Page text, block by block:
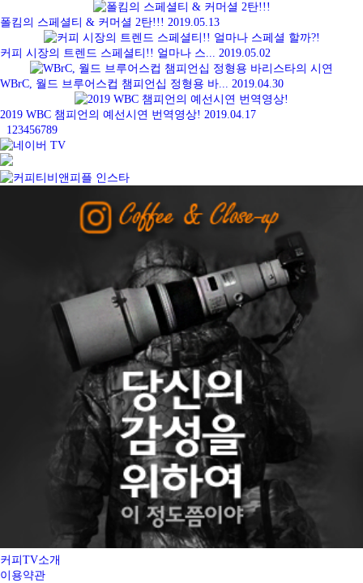
폴킴의 스페셜티 & 커머셜 2탄!!! 2019.05.13
커피 시장의 트렌드 스페셜티!! 얼마나 스... 2019.05.02
WBrC, 월드 브루어스컵 챔피언십 정형용 바... 2019.04.30
2019 WBC 챔피언의 예선시연 번역영상! 2019.04.17
123456789
커피TV소개
이용약관